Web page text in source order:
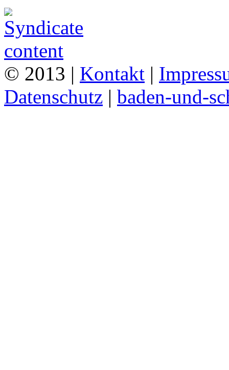
© 2013 | Kontakt |
Datenschutz | baden-und-